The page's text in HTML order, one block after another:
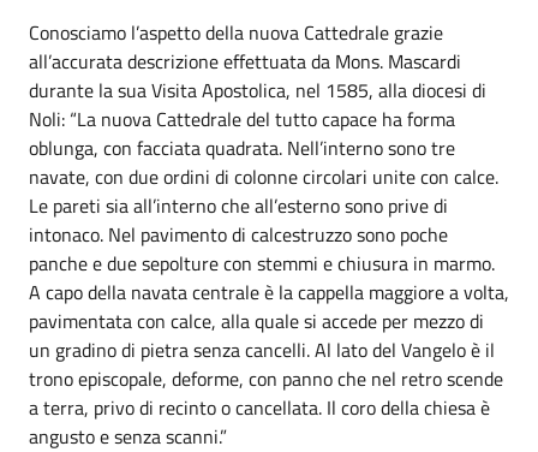
Conosciamo l’aspetto della nuova Cattedrale grazie
all’accurata descrizione effettuata da Mons. Mascardi
durante la sua Visita Apostolica, nel 1585, alla diocesi di
Noli: “La nuova Cattedrale del tutto capace ha forma
oblunga, con facciata quadrata. Nell’interno sono tre
navate, con due ordini di colonne circolari unite con calce.
Le pareti sia all’interno che all’esterno sono prive di
intonaco. Nel pavimento di calcestruzzo sono poche
panche e due sepolture con stemmi e chiusura in marmo.
A capo della navata centrale è la cappella maggiore a volta,
pavimentata con calce, alla quale si accede per mezzo di
un gradino di pietra senza cancelli. Al lato del Vangelo è il
trono episcopale, deforme, con panno che nel retro scende
a terra, privo di recinto o cancellata. Il coro della chiesa è
angusto e senza scanni.”